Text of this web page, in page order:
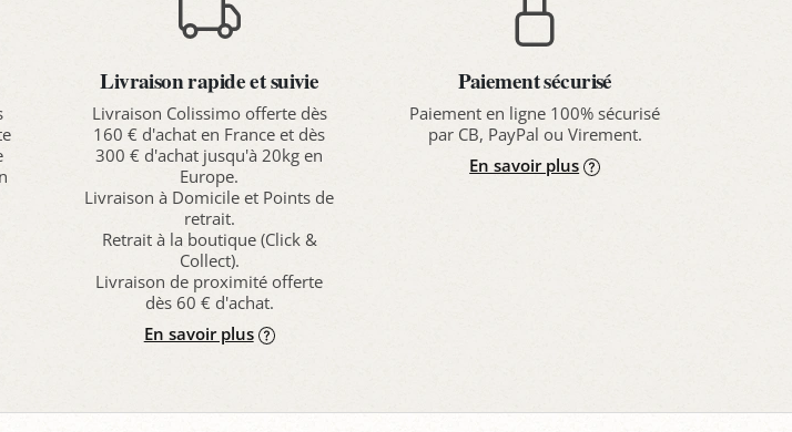
Livraison rapide et suivie
Livraison Colissimo offerte dès
160 € d'achat en France et dès
300 € d'achat jusqu'à 20kg en
Europe.
Livraison à Domicile et Points de
retrait.
Retrait à la boutique (Click &
Collect).
Livraison de proximité offerte
dès 60 € d'achat.
En savoir plus
Paiement sécurisé
Paiement en ligne 100% sécurisé
par CB, PayPal ou Virement.
En savoir plus